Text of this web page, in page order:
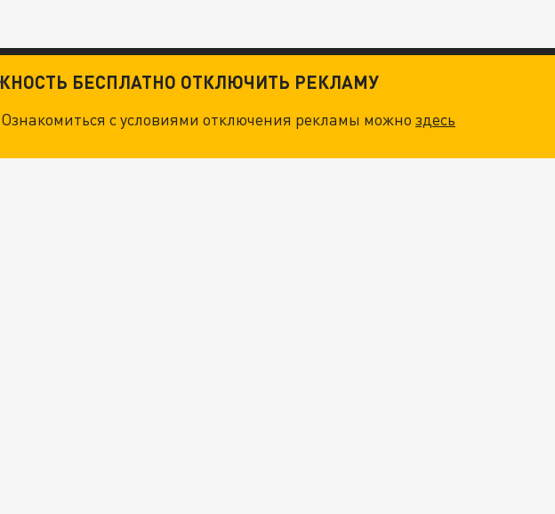
БЕСПЛАТНО ОТКЛЮЧИТЬ РЕКЛАМУ
Ознакомиться с условиями отключения рекламы можноздесь